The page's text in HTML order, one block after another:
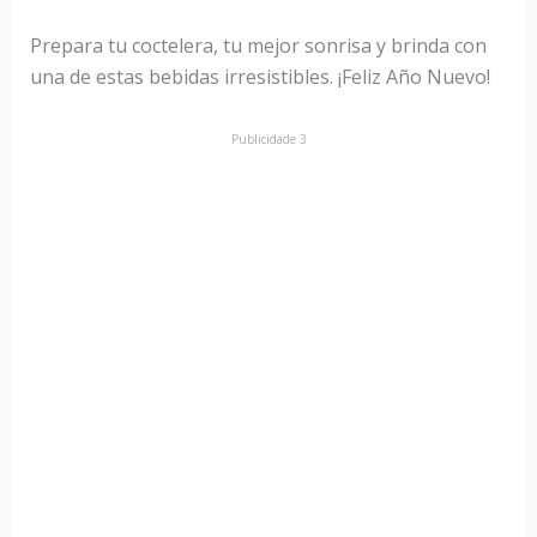
Prepara tu coctelera, tu mejor sonrisa y brinda con
una de estas bebidas irresistibles. ¡Feliz Año Nuevo!
Publicidade 3